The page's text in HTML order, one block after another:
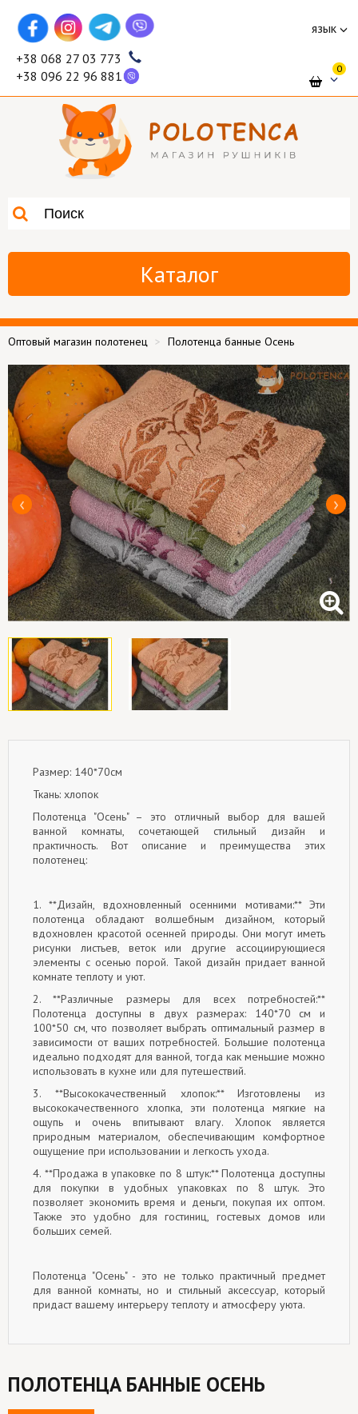
язык
+38 068 27 03 773
+38 096 22 96 881
0
Каталог
Оптовый магазин полотенец Полотенца банные Осень
Размер: 140*70см
Ткань: хлопок
Полотенца "Осень" – это отличный выбор для вашей
ванной комнаты, сочетающей стильный дизайн и
практичность. Вот описание и преимущества этих
полотенец:
1. **Дизайн, вдохновленный осенними мотивами:** Эти
полотенца обладают волшебным дизайном, который
вдохновлен красотой осенней природы. Они могут иметь
рисунки листьев, веток или другие ассоциирующиеся
элементы с осенью порой. Такой дизайн придает ванной
комнате теплоту и уют.
2. **Различные размеры для всех потребностей:**
Полотенца доступны в двух размерах: 140*70 см и
100*50 см, что позволяет выбрать оптимальный размер в
зависимости от ваших потребностей. Большие полотенца
идеально подходят для ванной, тогда как меньшие можно
использовать в кухне или для путешествий.
3. **Высококачественный хлопок:** Изготовлены из
высококачественного хлопка, эти полотенца мягкие на
ощупь и очень впитывают влагу. Хлопок является
природным материалом, обеспечивающим комфортное
ощущение при использовании и легкость ухода.
4. **Продажа в упаковке по 8 штук:** Полотенца доступны
для покупки в удобных упаковках по 8 штук. Это
позволяет экономить время и деньги, покупая их оптом.
Также это удобно для гостиниц, гостевых домов или
больших семей.
Полотенца "Осень" - это не только практичный предмет
для ванной комнаты, но и стильный аксессуар, который
придаст вашему интерьеру теплоту и атмосферу уюта.
ПОЛОТЕНЦА БАННЫЕ ОСЕНЬ